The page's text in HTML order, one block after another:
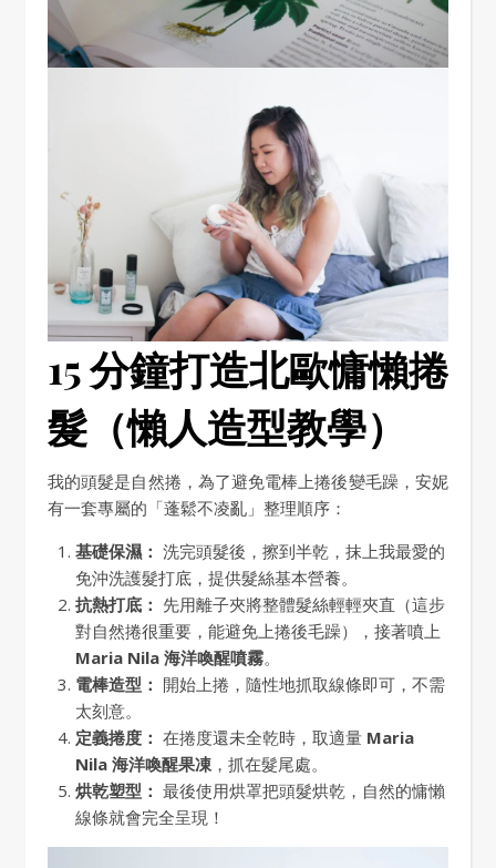
15 分鐘打造北歐慵懶捲
髮（懶人造型教學）
我的頭髮是自然捲，為了避免電棒上捲後變毛躁，安妮
有一套專屬的「蓬鬆不凌亂」整理順序：
基礎保濕： 洗完頭髮後，擦到半乾，抹上我最愛的
免沖洗護髮打底，提供髮絲基本營養。
抗熱打底： 先用離子夾將整體髮絲輕輕夾直（這步
對自然捲很重要，能避免上捲後毛躁），接著噴上
Maria Nila 海洋喚醒噴霧。
電棒造型： 開始上捲，隨性地抓取線條即可，不需
太刻意。
定義捲度： 在捲度還未全乾時，取適量 Maria
Nila 海洋喚醒果凍，抓在髮尾處。
烘乾塑型： 最後使用烘罩把頭髮烘乾，自然的慵懶
線條就會完全呈現！